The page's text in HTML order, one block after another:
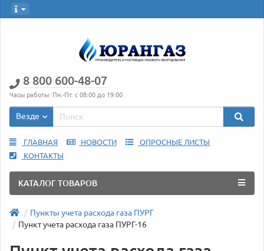
8 800 600-48-07
Часы работы: Пн.-Пт. с 08:00 до 19:00
Везде
ГЛАВНАЯ НОВОСТИ
ОПРОСНЫЕ ЛИСТЫ
КОНТАКТЫ
КАТАЛОГ ТОВАРОВ
Пункты учета расхода газа ПУРГ
Пункт учета расхода газа ПУРГ-16